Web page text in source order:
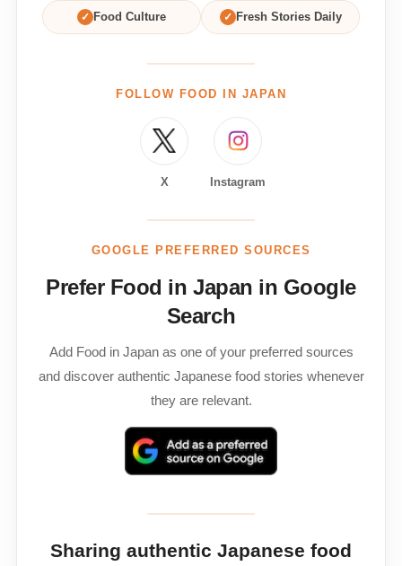
✓ Food Culture ✓ Fresh Stories Daily
FOLLOW FOOD IN JAPAN
X Instagram
GOOGLE PREFERRED SOURCES
Prefer Food in Japan in Google
Search
Add Food in Japan as one of your preferred sources
and discover authentic Japanese food stories whenever
they are relevant.
Sharing authentic Japanese food